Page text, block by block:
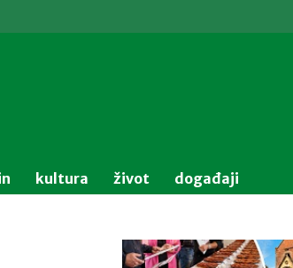
kultura život događaji